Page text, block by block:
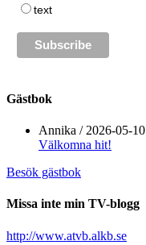
text
Gästbok
Annika / 2026-05-10
Välkomna hit!
Besök gästbok
Missa inte min TV-blogg
http://www.atvb.alkb.se